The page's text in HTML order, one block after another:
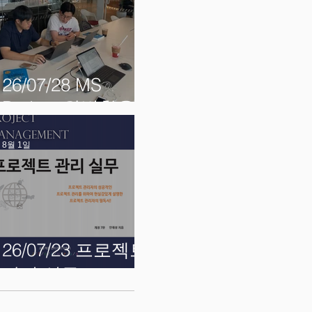
26/07/28 MS
Project 완벽활용
26/07/23 프로젝트
관리 실무
8월 1일